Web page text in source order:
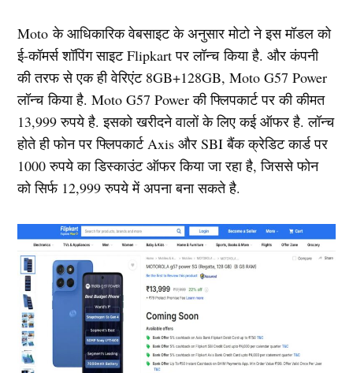
Moto के आधिकारिक वेबसाइट के अनुसार मोटो ने इस मॉडल को
ई-कॉमर्स शॉपिंग साइट Flipkart पर लॉन्च किया है. और कंपनी
की तरफ से एक ही वेरिएंट 8GB+128GB, Moto G57 Power
लॉन्च किया है. Moto G57 Power की फ्लिपकार्ट पर की कीमत
13,999 रुपये है. इसको खरीदने वालों के लिए कई ऑफर है. लॉन्च
होते ही फोन पर फ्लिपकार्ट Axis और SBI बैंक क्रेडिट कार्ड पर
1000 रुपये का डिस्काउंट ऑफर किया जा रहा है, जिससे फोन
को सिर्फ 12,999 रुपये में अपना बना सकते है.